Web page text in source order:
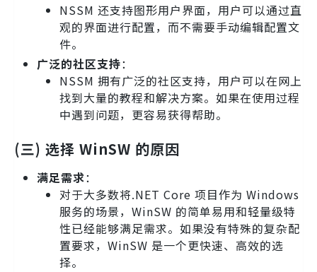
NSSM 还支持图形用户界面，用户可以通过直
观的界面进行配置，而不需要手动编辑配置文
件。
广泛的社区支持：
NSSM 拥有广泛的社区支持，用户可以在网上
找到大量的教程和解决方案。如果在使用过程
中遇到问题，更容易获得帮助。
(三) 选择 WinSW 的原因
满足需求：
对于大多数将.NET Core 项目作为 Windows
服务的场景，WinSW 的简单易用和轻量级特
性已经能够满足需求。如果没有特殊的复杂配
置要求，WinSW 是一个更快速、高效的选
择。